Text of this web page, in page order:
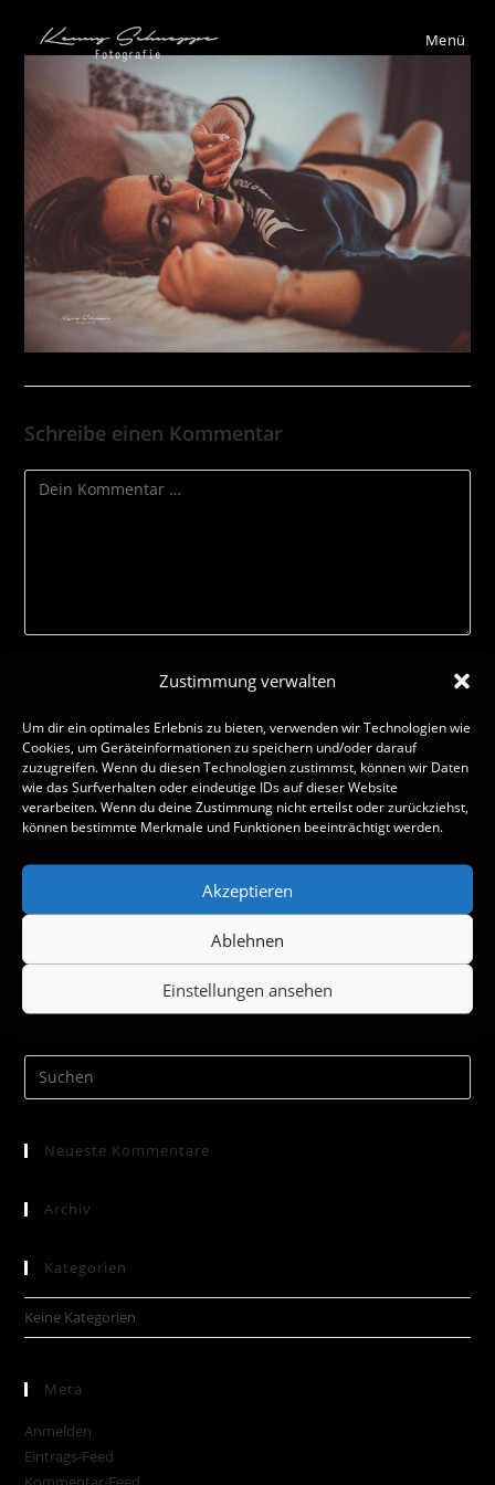
Zustimmung verwalten
Um dir ein optimales Erlebnis zu bieten, verwenden wir Technologien wie
Cookies, um Geräteinformationen zu speichern und/oder darauf
zuzugreifen. Wenn du diesen Technologien zustimmst, können wir Daten
wie das Surfverhalten oder eindeutige IDs auf dieser Website
verarbeiten. Wenn du deine Zustimmung nicht erteilst oder zurückziehst,
können bestimmte Merkmale und Funktionen beeinträchtigt werden.
Akzeptieren
Ablehnen
Einstellungen ansehen
Menü
Schreibe einen Kommentar
Name, E-Mail-Adresse und Website in diesem Browser für
Neueste Kommentare
Archiv
Kategorien
Keine Kategorien
Meta
Anmelden
Eintrags-Feed